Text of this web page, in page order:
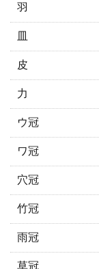
羽
皿
皮
力
ウ冠
ワ冠
穴冠
竹冠
雨冠
草冠